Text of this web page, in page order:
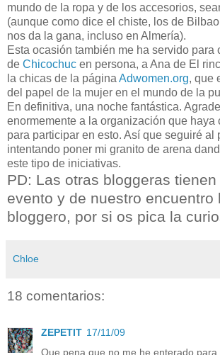
mundo de la ropa y de los accesorios,
(aunque como dice el chiste, los de
nos da la gana, incluso en Almería).
Esta ocasión también me ha servido para
de Chicochuc en persona, a Ana de El
la chicas de la página Adwomen.org, que
del papel de la mujer en el mundo de la
En definitiva, una noche fantástica.
enormemente a la organización que haya
para participar en esto. Así que seguiré al
intentando poner mi granito de arena
este tipo de iniciativas.
PD: Las otras bloggeras
evento y de nuestro encuentro
bloggero, por si os pica la
Chloe
18 comentarios:
ZEPETIT 17/11/09
Que pena que no me he enterado para